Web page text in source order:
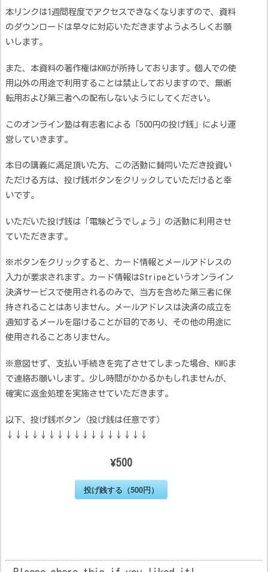
本リンクは1週間程度でアクセスできなくなりますので、資料
のダウンロードは早々に対応いただきますようよろしくお願
いします。
また、本資料の著作権はKWGが所持しております。個人での使
用以外の用途で利用することは禁止しておりますので、無断
転用および第三者への配布しないようにしてください。
このオンライン塾は有志者による「500円の投げ銭」により運
営していきます。
本日の講義に満足頂いた方、この活動に賛同いただき投資い
ただける方は、投げ銭ボタンをクリックしていただけると幸
いです。
いただいた投げ銭は「電験どうでしょう」の活動に利用させ
ていただきます。
※ボタンをクリックすると、カード情報とメールアドレスの
入力が要求されます。カード情報はStripeというオンライン
決済サービスで使用されるのみで、当方を含めた第三者に保
持されることはありません。メールアドレスは決済の成立を
通知するメールを届けることが目的であり、その他の用途に
使用されることありません。
※意図せず、支払い手続きを完了させてしまった場合、KWGま
で連絡お願いします。少し時間がかかるかもしれませんが、
確実に返金処理を実施させていただきます。
以下、投げ銭ボタン（投げ銭は任意です）
↓↓↓↓↓↓↓↓↓↓↓↓↓↓↓↓↓
¥500
投げ銭する（500円）